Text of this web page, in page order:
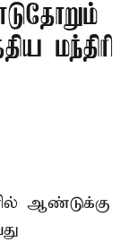
மந்திரி
ஆண்டுக்கு